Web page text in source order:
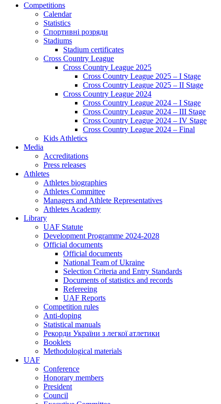
Competitions
Calendar
Statistics
Спортивні розряди
Stadiums
Stadium certificates
Cross Country League
Cross Country League 2025
Cross Country League 2025 – I Stage
Cross Country League 2025 – II Stage
Cross Country League 2024
Cross Country League 2024 – I Stage
Cross Country League 2024 – III Stage
Cross Country League 2024 – IV Stage
Cross Country League 2024 – Final
Kids Athletics
Media
Accreditations
Press releases
Athletes
Athletes biographies
Athletes Committee
Managers and Athlete Representatives
Athletes Academy
Library
UAF Statute
Development Programme 2024-2028
Official documents
Official documents
National Team of Ukraine
Selection Criteria and Entry Standards
Documents of statistics and records
Refereeing
UAF Reports
Competition rules
Anti-doping
Statistical manuals
Рекорди України з легкої атлетики
Booklets
Methodological materials
UAF
Conference
Honorary members
President
Council